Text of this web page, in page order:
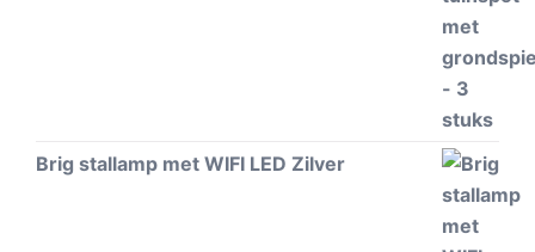
Brig stallamp met WIFI LED Zilver